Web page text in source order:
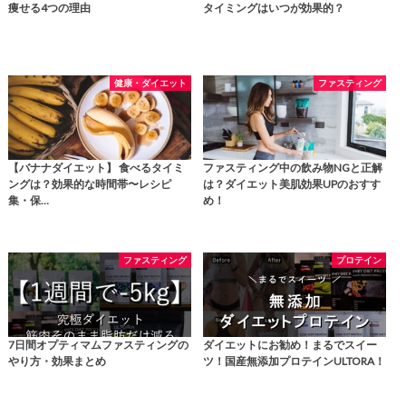
痩せる4つの理由
タイミングはいつが効果的？
健康・ダイエット
【バナナダイエット】 食べるタイミ
ングは？効果的な時間帯〜レシピ
集・保…
ファスティング
ファスティング中の飲み物NGと正解
は？ダイエット美肌効果UPのおすす
め！
ファスティング
7日間オプティマムファスティングの
やり方・効果まとめ
プロテイン
ダイエットにお勧め！まるでスイー
ツ！国産無添加プロテインULTORA！